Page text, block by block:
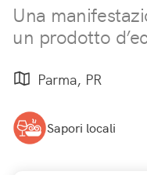
Una
un prodotto
Parma, PR
Sapori locali